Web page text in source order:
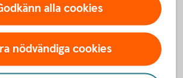
alla cookies
nödvändiga cookies